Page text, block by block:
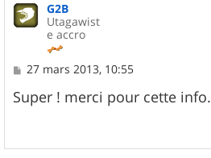
G2B
Utagawist
e accro
M
s
s
e
27 mars 2013, 10:55
Super ! merci pour cette info.